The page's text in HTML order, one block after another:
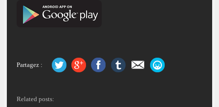
Partagez :
Related posts: